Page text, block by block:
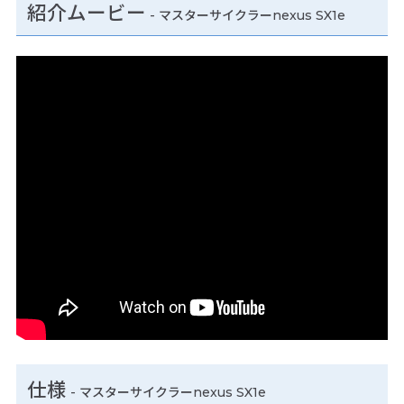
紹介ムービー - マスターサイクラーnexus SX1e
仕様 - マスターサイクラーnexus SX1e